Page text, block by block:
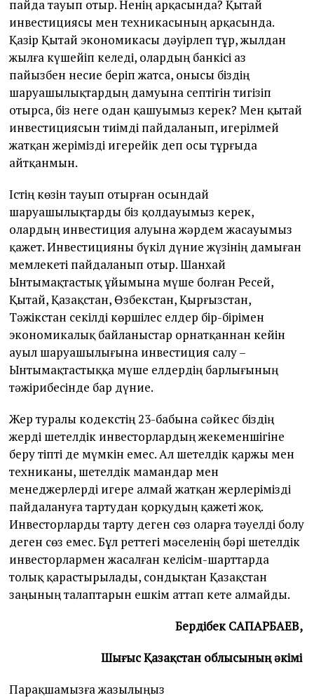
пайда тауып отыр. Ненің арқасында? Қытай
инвестициясы мен техникасының арқасында.
Қазір Қытай экономикасы дәуірлеп тұр, жылдан
жылға күшейіп келеді, олардың банкісі аз
пайызбен несие беріп жатса, онысы біздің
шаруашылықтардың дамуына септігін тигізіп
отырса, біз неге одан қашуымыз керек? Мен қытай
инвестициясын тиімді пайдаланып, игерілмей
жатқан жерімізді игерейік деп осы тұрғыда
айтқанмын.
Істің көзін тауып отырған осын­дай
шаруашылықтарды біз қолдау­ы­мыз керек,
олардың инвестиция алуына жәрдем жасауымыз
қа­жет. Инвестицияны бүкіл дүние жүзінің дамыған
мемлекеті пайдаланып отыр. Шанхай
Ынтымақтастық ұйымына мүше болған Ресей,
Қытай, Қазақстан, Өзбекстан, Қырғызстан,
Тәжікстан секілді көршілес елдер бір-бірімен
экономикалық байланыстар орнатқаннан кейін
ауыл шаруашылығына инвестиция салу –
Ынтымақтастыққа мүше елдердің барлығының
тәжірибесінде бар дүние.
Жер туралы кодекстің 23-бабына сәйкес біздің
жерді шетелдік инвесторлардың жекеменшігіне
беру тіпті де мүмкін емес. Ал шетелдік қаржы мен
техниканы, шетелдік мамандар мен
менеджерлерді игере алмай жатқан жерлерімізді
пайдалануға тартудан қорқудың қажеті жоқ.
Инвесторларды тарту деген сөз оларға тәуелді болу
деген сөз емес. Бұл реттегі мәселенің бәрі шетелдік
инвесторлармен жасалған келісім-шарттарда
толық қарастырылады, сондықтан Қазақстан
заңының талаптарын ешкім аттап кете алмайды.
Бердібек САПАРБАЕВ,
Шығыс Қазақстан облысының әкімі
Парақшамызға жазылыңыз